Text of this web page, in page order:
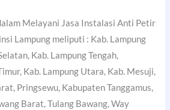
Melayani Jasa Instalasi Anti Petir
Lampung meliputi : Kab. Lampung
Kab. Lampung Tengah,
Kab. Lampung Utara, Kab. Mesuji,
Pringsewu, Kabupaten Tanggamus,
Barat, Tulang Bawang, Way